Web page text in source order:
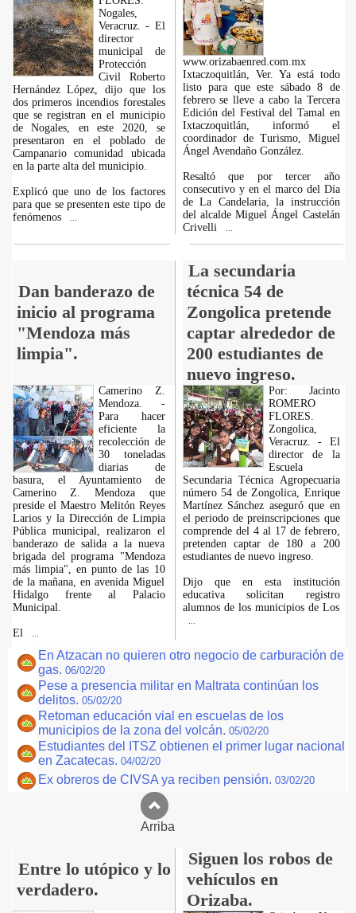
Nogales,
Veracruz. - El
director
municipal de
Protección
Civil Roberto
Hernández López, dijo que los
dos primeros incendios forestales
que se registran en el municipio
de Nogales, en este 2020, se
presentaron en el poblado de
Campanario comunidad ubicada
en la parte alta del municipio.
Explicó que uno de los factores
para que se presenten este tipo de
fenómenos
www.orizabaenred.com.mx
Ixtaczoquitlán, Ver. Ya está todo
listo para que este sábado 8 de
febrero se lleve a cabo la Tercera
Edición del Festival del Tamal en
Ixtaczoquitlán, informó el
coordinador de Turismo, Miguel
Ángel Avendaño González.
Resaltó que por tercer año
consecutivo y en el marco del Día
de La Candelaria, la instrucción
del alcalde Miguel Ángel Castelán
Crivelli
Dan banderazo de
inicio al programa
"Mendoza más
limpia".
La secundaria
técnica 54 de
Zongolica pretende
captar alrededor de
200 estudiantes de
nuevo ingreso.
Camerino Z.
Mendoza. -
Para hacer
eficiente la
recolección de
30 toneladas
diarias de
basura, el Ayuntamiento de
Camerino Z. Mendoza que
preside el Maestro Melitón Reyes
Larios y la Dirección de Limpia
Pública municipal, realizaron el
banderazo de salida a la nueva
brigada del programa "Mendoza
más limpia", en punto de las 10
de la mañana, en avenida Miguel
Hidalgo frente al Palacio
Municipal.
El
Por: Jacinto
ROMERO
FLORES.
Zongolica,
Veracruz. - El
director de la
Escuela
Secundaria Técnica Agropecuaria
número 54 de Zongolica, Enrique
Martínez Sánchez aseguró que en
el periodo de preinscripciones que
comprende del 4 al 17 de febrero,
pretenden captar de 180 a 200
estudiantes de nuevo ingreso.
Dijo que en esta institución
educativa solicitan registro
alumnos de los municipios de Los
En Atzacan no quieren otro negocio de carburación de
gas. 06/02/20
Pese a presencia militar en Maltrata continúan los
delitos. 05/02/20
Retoman educación vial en escuelas de los
municipios de la zona del volcán. 05/02/20
Estudiantes del ITSZ obtienen el primer lugar nacional
en Zacatecas. 04/02/20
Ex obreros de CIVSA ya reciben pensión. 03/02/20
Arriba
Entre lo utópico y lo
verdadero.
Siguen los robos de
vehículos en
Orizaba.